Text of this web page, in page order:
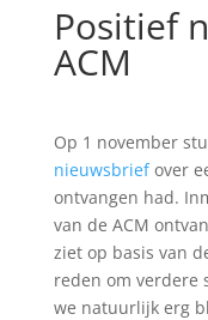
Positief
ACM
Op 1 november
nieuwsbriefover
ontvangen had.
van de ACM
ziet op basis van
reden om verdere
we natuurlijk erg